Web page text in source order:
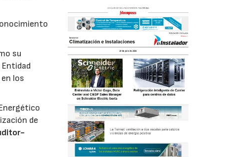
su
los
de